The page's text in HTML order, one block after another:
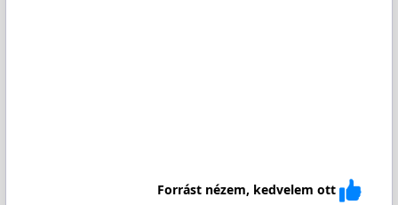
Forrást nézem, kedvelem ott